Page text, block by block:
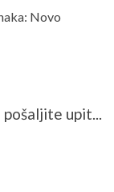
Novo
upit...